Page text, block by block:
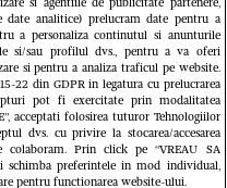
Azi e
care
cu atât
Tânăr,
analitice) prelucram date pentru a
a personaliza continutul si anunturile
si/sau profilul dvs., pentru a va oferi
si pentru a analiza traficul pe website.
22 din GDPR in legatura cu prelucrarea
pot fi exercitate prin modalitatea
acceptati folosirea tuturor Tehnologiilor
dvs. cu privire la stocarea/accesarea
Prin click pe “VREAU SA
schimba preferintele in mod individual,
pentru functionarea website-ului.